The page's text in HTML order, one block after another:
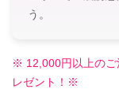
う。
※ 12,000円以上のご
レゼント！※